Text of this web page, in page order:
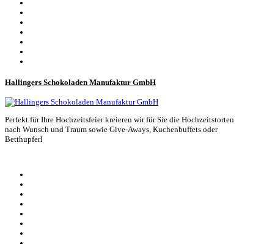
Hallingers Schokoladen Manufaktur GmbH
Perfekt für Ihre Hochzeitsfeier kreieren wir für Sie die Hochzeitstorten
nach Wunsch und Traum sowie Give-Aways, Kuchenbuffets oder
Betthupferl